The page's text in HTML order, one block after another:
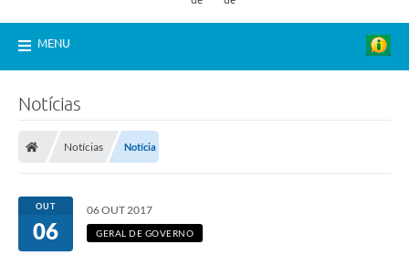
MENU
Notícias
Notícias Notícia
OUT
06
06 OUT 2017
GERAL DE GOVERNO